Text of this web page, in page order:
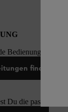
finden
Du die passenden